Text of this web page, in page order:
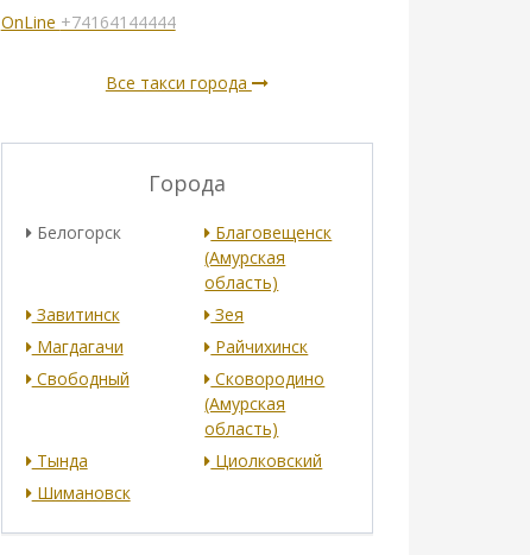
OnLine +74164144444
Все такси города
Города
Белогорск
Благовещенск
(Амурская
область)
Завитинск
Зея
Магдагачи
Райчихинск
Свободный
Сковородино
(Амурская
область)
Тында
Циолковский
Шимановск